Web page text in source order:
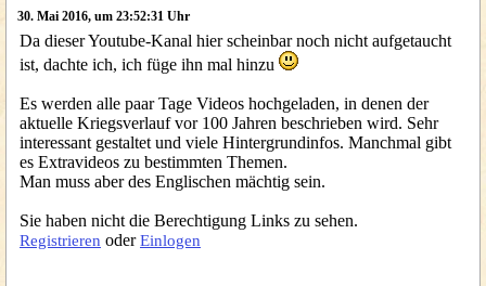
30. Mai 2016, um 23:52:31 Uhr
Da dieser Youtube-Kanal hier scheinbar noch nicht aufgetaucht
ist, dachte ich, ich füge ihn mal hinzu
Es werden alle paar Tage Videos hochgeladen, in denen der
aktuelle Kriegsverlauf vor 100 Jahren beschrieben wird. Sehr
interessant gestaltet und viele Hintergrundinfos. Manchmal gibt
es Extravideos zu bestimmten Themen.
Man muss aber des Englischen mächtig sein.
Sie haben nicht die Berechtigung Links zu sehen.
Registrieren oderEinlogen